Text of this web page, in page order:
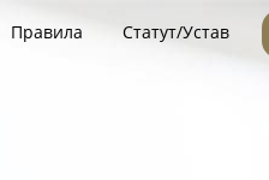
Правила Статут/Устав